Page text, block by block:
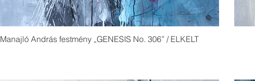
Manajló András festmény „GENESIS No. 306” / ELKELT